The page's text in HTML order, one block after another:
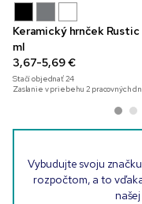
Keramický hrnček Rustic
ml
3,67-5,69 €
Stačí objednať24
Zaslanie v priebehu 2 pracovných
Vybudujte svoju
rozpočtom, a to